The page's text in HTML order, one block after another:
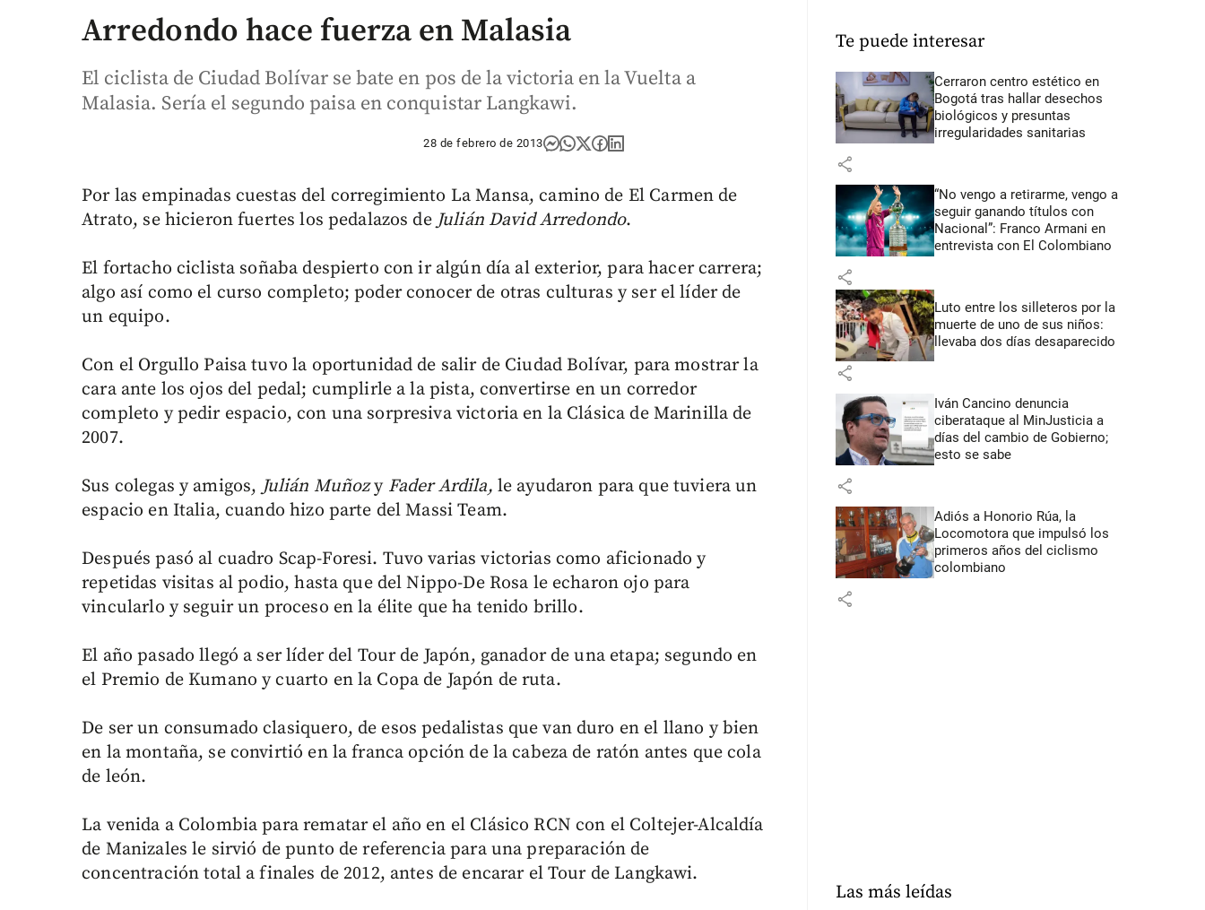
Arredondo hace fuerza en Malasia
El ciclista de Ciudad Bolívar se bate en pos de la victoria en la Vuelta a
Malasia. Sería el segundo paisa en conquistar Langkawi.
28 de febrero de 2013
Por las empinadas cuestas del corregimiento La Mansa, camino de El Carmen de
Atrato, se hicieron fuertes los pedalazos deJulián David Arredondo.
El fortacho ciclista soñaba despierto con ir algún día al exterior, para hacer carrera;
algo así como el curso completo; poder conocer de otras culturas y ser el líder de
un equipo.
Con el Orgullo Paisa tuvo la oportunidad de salir de Ciudad Bolívar, para mostrar la
cara ante los ojos del pedal; cumplirle a la pista, convertirse en un corredor
completo y pedir espacio, con una sorpresiva victoria en la Clásica de Marinilla de
2007.
Sus colegas y amigos,Julián Muñozy Fader Ardila, le ayudaron para que tuviera un
espacio en Italia, cuando hizo parte del Massi Team.
Después pasó al cuadro Scap-Foresi. Tuvo varias victorias como aficionado y
repetidas visitas al podio, hasta que del Nippo-De Rosa le echaron ojo para
vincularlo y seguir un proceso en la élite que ha tenido brillo.
El año pasado llegó a ser líder del Tour de Japón, ganador de una etapa; segundo en
el Premio de Kumano y cuarto en la Copa de Japón de ruta.
De ser un consumado clasiquero, de esos pedalistas que van duro en el llano y bien
en la montaña, se convirtió en la franca opción de la cabeza de ratón antes que cola
de león.
La venida a Colombia para rematar el año en el Clásico RCN con el Coltejer-Alcaldía
de Manizales le sirvió de punto de referencia para una preparación de
concentración total a finales de 2012, antes de encarar el Tour de Langkawi.
Te puede interesar
Cerraron centro estético en
Bogotá tras hallar desechos
biológicos y presuntas
irregularidades sanitarias
share
“No vengo a retirarme, vengo a
seguir ganando títulos con
Nacional”: Franco Armani en
entrevista con El Colombiano
share
Luto entre los silleteros por la
muerte de uno de sus niños:
llevaba dos días desaparecido
share
Iván Cancino denuncia
ciberataque al MinJusticia a
días del cambio de Gobierno;
esto se sabe
share
Adiós a Honorio Rúa, la
Locomotora que impulsó los
primeros años del ciclismo
colombiano
share
Las más leídas